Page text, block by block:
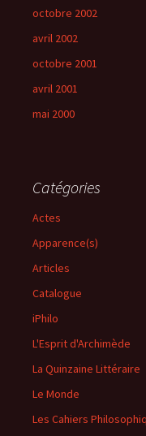
octobre 2002
avril 2002
octobre 2001
avril 2001
mai 2000
Catégories
Actes
Apparence(s)
Articles
Catalogue
iPhilo
L'Esprit d'Archimède
La Quinzaine Littéraire
Le Monde
Les Cahiers